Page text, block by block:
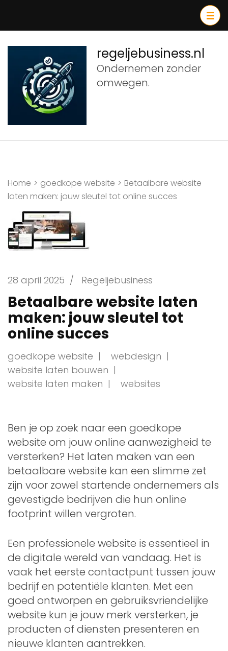
inhoud
(druk
Enter)
regeljebusiness.nl
Ondernemen zonder
omwegen.
Home > goedkope website > Betaalbare website
laten maken: jouw sleutel tot online succes
28 april 2025 / Regeljebusiness
Betaalbare website laten
maken: jouw sleutel tot
online succes
goedkope website
webdesign
website laten bouwen
website laten maken
websites
Ben je op zoek naar een goedkope
website om jouw online aanwezigheid te
versterken? Het laten maken van een
betaalbare website kan een slimme zet
zijn voor zowel startende ondernemers als
gevestigde bedrijven die hun online
footprint willen vergroten.
Een professionele website is essentieel in
de digitale wereld van vandaag. Het is
vaak het eerste contactpunt tussen jouw
bedrijf en potentiële klanten. Met een
goed ontworpen en gebruiksvriendelijke
website kun je jouw merk versterken, je
producten of diensten presenteren en
nieuwe klanten aantrekken.